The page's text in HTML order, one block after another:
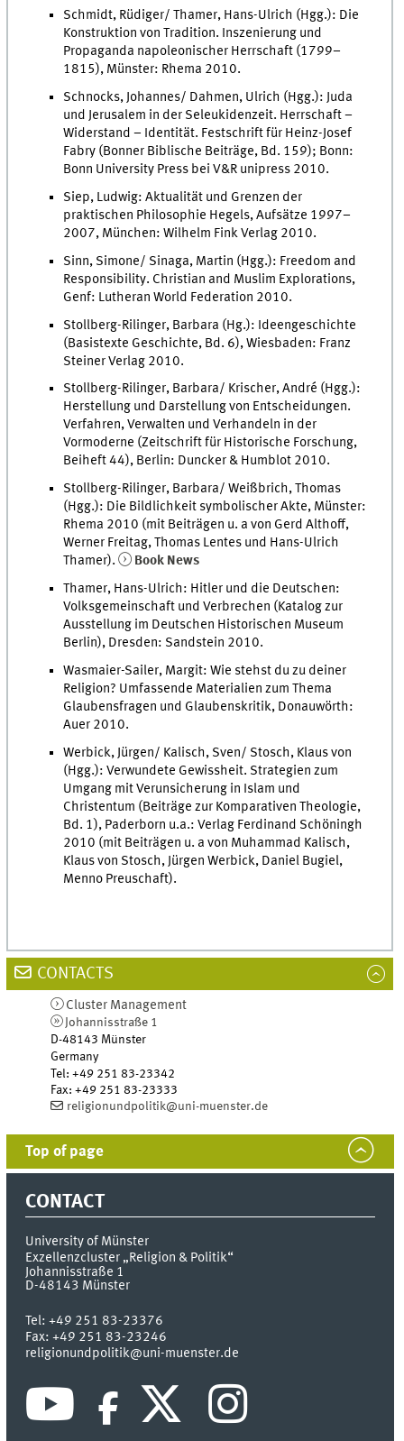
Schmidt, Rüdiger/ Thamer, Hans-Ulrich (Hgg.): Die
Konstruktion von Tradition. Inszenierung und
Propaganda napoleonischer Herrschaft (1799–
1815), Münster: Rhema 2010.
Schnocks, Johannes/ Dahmen, Ulrich (Hgg.): Juda
und Jerusalem in der Seleukidenzeit. Herrschaft –
Widerstand – Identität. Festschrift für Heinz-Josef
Fabry (Bonner Biblische Beiträge, Bd. 159); Bonn:
Bonn University Press bei V&R unipress 2010.
Siep, Ludwig: Aktualität und Grenzen der
praktischen Philosophie Hegels, Aufsätze 1997–
2007, München: Wilhelm Fink Verlag 2010.
Sinn, Simone/ Sinaga, Martin (Hgg.): Freedom and
Responsibility. Christian and Muslim Explorations,
Genf: Lutheran World Federation 2010.
Stollberg-Rilinger, Barbara (Hg.): Ideengeschichte
(Basistexte Geschichte, Bd. 6), Wiesbaden: Franz
Steiner Verlag 2010.
Stollberg-Rilinger, Barbara/ Krischer, André (Hgg.):
Herstellung und Darstellung von Entscheidungen.
Verfahren, Verwalten und Verhandeln in der
Vormoderne (Zeitschrift für Historische Forschung,
Beiheft 44), Berlin: Duncker & Humblot 2010.
Stollberg-Rilinger, Barbara/ Weißbrich, Thomas
(Hgg.): Die Bildlichkeit symbolischer Akte, Münster:
Rhema 2010 (mit Beiträgen u. a von Gerd Althoff,
Werner Freitag, Thomas Lentes und Hans-Ulrich
Thamer).
Book News
Thamer, Hans-Ulrich: Hitler und die Deutschen:
Volksgemeinschaft und Verbrechen (Katalog zur
Ausstellung im Deutschen Historischen Museum
Berlin), Dresden: Sandstein 2010.
Wasmaier-Sailer, Margit: Wie stehst du zu deiner
Religion? Umfassende Materialien zum Thema
Glaubensfragen und Glaubenskritik, Donauwörth:
Auer 2010.
Werbick, Jürgen/ Kalisch, Sven/ Stosch, Klaus von
(Hgg.): Verwundete Gewissheit. Strategien zum
Umgang mit Verunsicherung in Islam und
Christentum (Beiträge zur Komparativen Theologie,
Bd. 1), Paderborn u.a.: Verlag Ferdinand Schöningh
2010 (mit Beiträgen u. a von Muhammad Kalisch,
Klaus von Stosch, Jürgen Werbick, Daniel Bugiel,
Menno Preuschaft).
CONTACTS
Cluster Management
Johannisstraße 1
D-48143 Münster
Germany
Tel:+49 251 83-23342
Fax:+49 251 83-23333
religionundpolitik@uni-muenster.de
Top of page
CONTACT
University of Münster
Exzellenzcluster „Religion & Politik“
Johannisstraße 1
D-48143 Münster
Tel:+49 251 83-23376
Fax:+49 251 83-23246
religionundpolitik@uni-muenster.de